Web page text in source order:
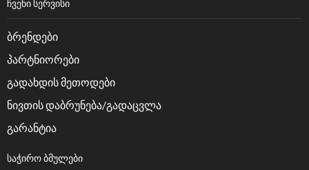
ᲩᲕᲔᲜᲘ ᲡᲔᲠᲕᲘᲡᲘ
ბრენდები
პარტნიორები
გადახდის მეთოდები
ნივთის დაბრუნება/გადაცვლა
გარანტია
ᲡᲐᲭᲘᲠᲝ ᲑᲛᲣᲚᲔᲑᲘ